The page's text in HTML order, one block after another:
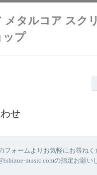
タルコア スク
ップ
せ
ォームよりお気軽にお尋ねく
music.comの指定お願い